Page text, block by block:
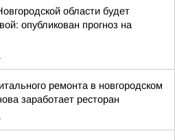
области будет
опубликован прогноз на
ремонта в новгородском
заработает ресторан